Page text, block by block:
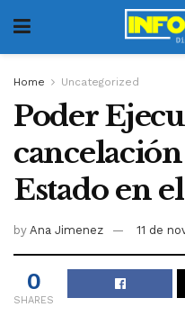
Home Uncategorized
Poder
Estado en
by Ana Jimenez 11 de
0
SHARES